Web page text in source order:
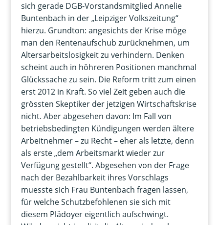
sich gerade DGB-Vorstandsmitglied Annelie
Buntenbach in der „Leipziger Volkszeitung“
hierzu. Grundton: angesichts der Krise möge
man den Rentenaufschub zurücknehmen, um
Altersarbeitslosigkeit zu verhindern. Denken
scheint auch in höhreren Positionen manchmal
Glückssache zu sein. Die Reform tritt zum einen
erst 2012 in Kraft. So viel Zeit geben auch die
grössten Skeptiker der jetzigen Wirtschaftskrise
nicht. Aber abgesehen davon: Im Fall von
betriebsbedingten Kündigungen werden ältere
Arbeitnehmer – zu Recht – eher als letzte, denn
als erste „dem Arbeitsmarkt wieder zur
Verfügung gestellt“. Abgesehen von der Frage
nach der Bezahlbarkeit ihres Vorschlags
muesste sich Frau Buntenbach fragen lassen,
für welche Schutzbefohlenen sie sich mit
diesem Plädoyer eigentlich aufschwingt.